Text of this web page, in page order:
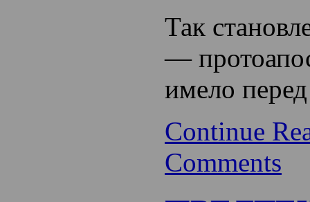
Так
—
имело
Continue
Comments